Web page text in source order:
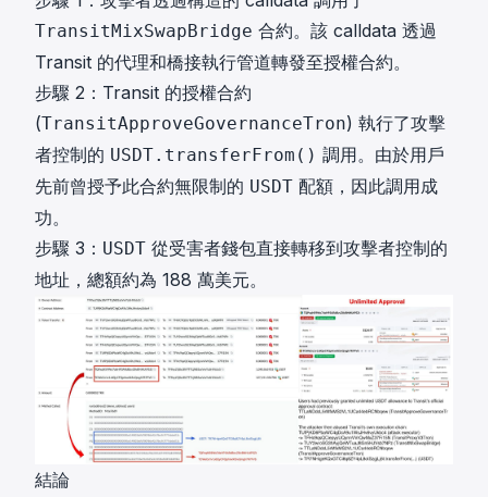
TransitMixSwapBridge 合約。該 calldata 透過
Transit 的代理和橋接執行管道轉發至授權合約。
步驟 2：Transit 的授權合約
(TransitApproveGovernanceTron) 執行了攻擊
者控制的 USDT.transferFrom() 調用。由於用戶
先前曾授予此合約無限制的 USDT 配額，因此調用成
功。
步驟 3： USDT 從受害者錢包直接轉移到攻擊者控制的
地址，總額約為 188 萬美元。
結論